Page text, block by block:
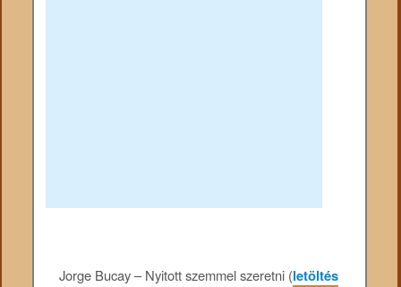
Jorge Bucay – Nyitott szemmel szeretni (letöltés